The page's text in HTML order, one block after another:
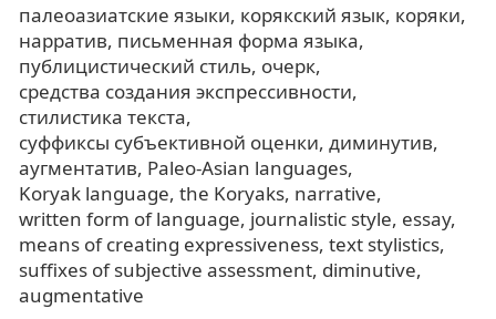
палеоазиатские языки корякский язык коряки
нарратив письменная форма языка
публицистический стиль очерк
средства создания экспрессивности
стилистика текста
суффиксы субъективной оценки диминутив
аугментатив Paleo-Asian languages
Koryak language the Koryaks narrative
written form of language journalistic style essay
means of creating expressiveness text stylistics
suffixes of subjective assessment diminutive
augmentative